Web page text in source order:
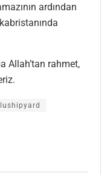
ardından
Allah’tan rahmet,